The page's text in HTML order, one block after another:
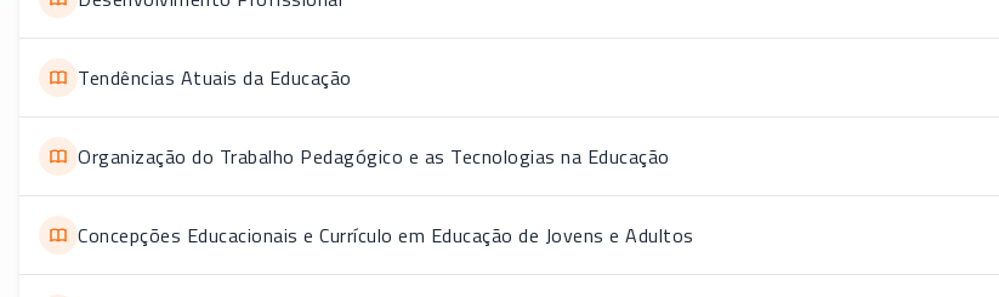
Tendências Atuais da Educação
Organização do Trabalho Pedagógico e as Tecnologias na Educação
Concepções Educacionais e Currículo em Educação de Jovens e Adultos